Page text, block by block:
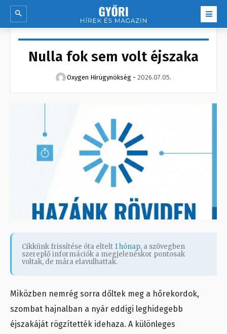
Nulla fok sem volt éjszaka
Oxygen Hirügynökség - 2026.07.05.
Cikkünk frissítése óta eltelt 1 hónap, a szövegben
szereplő információk a megjelenéskor pontosak
voltak, de mára elavulhattak.
Miközben nemrég sorra dőltek meg a hőrekordok,
szombat hajnalban a nyár eddigi leghidegebb
éjszakáját rögzítették idehaza. A különleges